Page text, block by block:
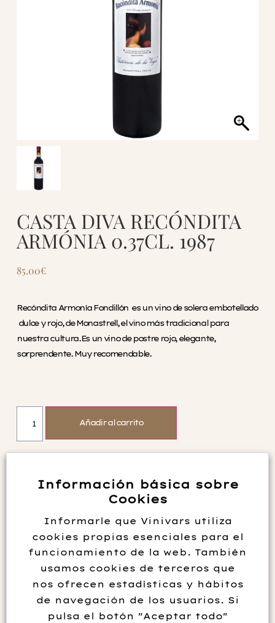
CASTA DIVA RECÓNDITA
ARMÓNIA 0.37CL. 1987
85.00€
Recóndita Armonía Fondillón es un vino de solera embotellado
dulce y rojo, de Monastrell, el vino más tradicional para
nuestra cultura.Es un vino de postre rojo, elegante,
sorprendente. Muy recomendable.
Añadir al carrito
Información adicional
Elaborador Bodegas Gutierrez de la Vega
Graduación14º vol.
Formato37 cl
Variedad Monastrell, Syrah
Información básica sobre
Cookies
Informarle que Vinivars utiliza
cookies propias esenciales para el
funcionamiento de la web. También
usamos cookies de terceros que
nos ofrecen estadísticas y hábitos
de navegación de los usuarios. Si
pulsa el botón "Aceptar todo"